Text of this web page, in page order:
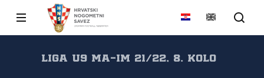
Liga U9 MA-IM 21/22, 8. kolo